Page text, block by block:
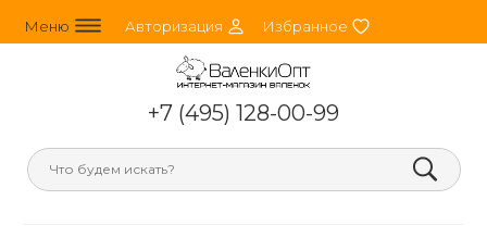
Меню line_horizontal_3 Авторизация person_round Избранное heart
+7 (495) 128-00-99
search